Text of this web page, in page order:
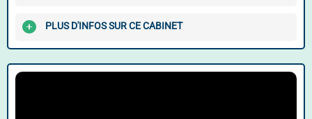
PLUS D'INFOS SUR CE CABINET